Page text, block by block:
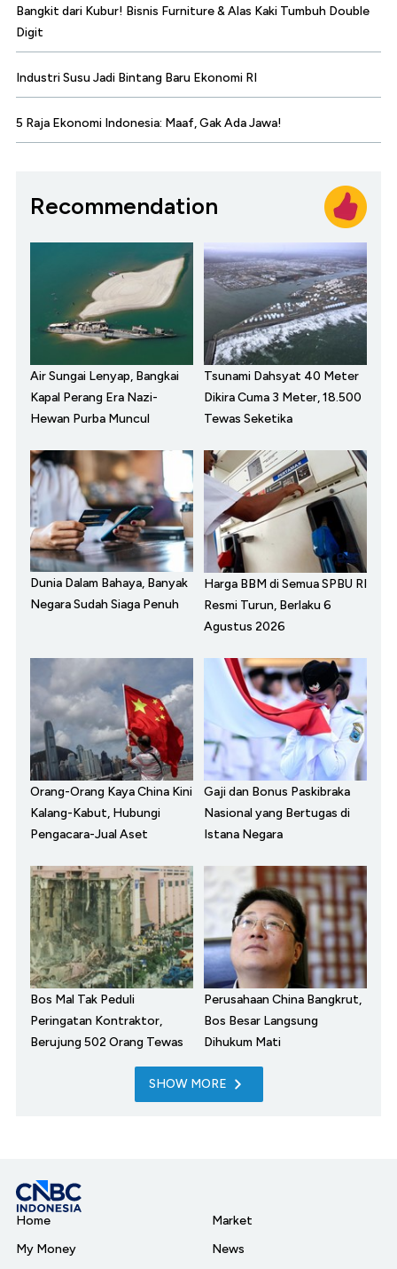
Bangkit dari Kubur! Bisnis Furniture & Alas Kaki Tumbuh Double
Digit
Industri Susu Jadi Bintang Baru Ekonomi RI
5 Raja Ekonomi Indonesia: Maaf, Gak Ada Jawa!
Recommendation
Air Sungai Lenyap, Bangkai
Kapal Perang Era Nazi-
Hewan Purba Muncul
Tsunami Dahsyat 40 Meter
Dikira Cuma 3 Meter, 18.500
Tewas Seketika
Dunia Dalam Bahaya, Banyak
Negara Sudah Siaga Penuh
Harga BBM di Semua SPBU RI
Resmi Turun, Berlaku 6
Agustus 2026
Orang-Orang Kaya China Kini
Kalang-Kabut, Hubungi
Pengacara-Jual Aset
Gaji dan Bonus Paskibraka
Nasional yang Bertugas di
Istana Negara
Bos Mal Tak Peduli
Peringatan Kontraktor,
Berujung 502 Orang Tewas
Perusahaan China Bangkrut,
Bos Besar Langsung
Dihukum Mati
SHOW MORE
Home
My Money
Market
News